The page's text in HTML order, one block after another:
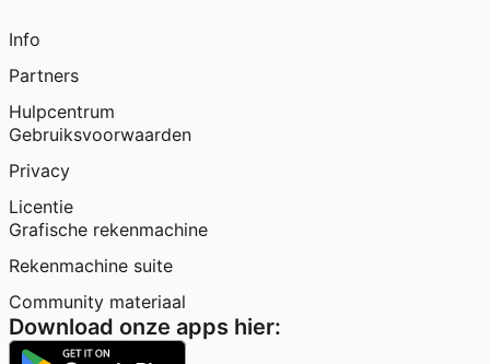
Info
Partners
Hulpcentrum
Gebruiksvoorwaarden
Privacy
Licentie
Grafische rekenmachine
Rekenmachine suite
Community materiaal
Download onze apps hier: